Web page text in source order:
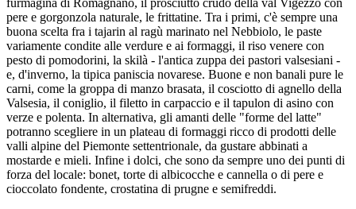
pere e gorgonzola naturale, le frittatine. Tra i primi, c'è sempre una
buona scelta fra i tajarin al ragù marinato nel Nebbiolo, le paste
variamente condite alle verdure e ai formaggi, il riso venere con
pesto di pomodorini, la skilà - l'antica zuppa dei pastori valsesiani -
e, d'inverno, la tipica paniscia novarese. Buone e non banali pure le
carni, come la groppa di manzo brasata, il cosciotto di agnello della
Valsesia, il coniglio, il filetto in carpaccio e il tapulon di asino con
verze e polenta. In alternativa, gli amanti delle "forme del latte"
potranno scegliere in un plateau di formaggi ricco di prodotti delle
valli alpine del Piemonte settentrionale, da gustare abbinati a
mostarde e mieli. Infine i dolci, che sono da sempre uno dei punti di
forza del locale: bonet, torte di albicocche e cannella o di pere e
cioccolato fondente, crostatina di prugne e semifreddi.